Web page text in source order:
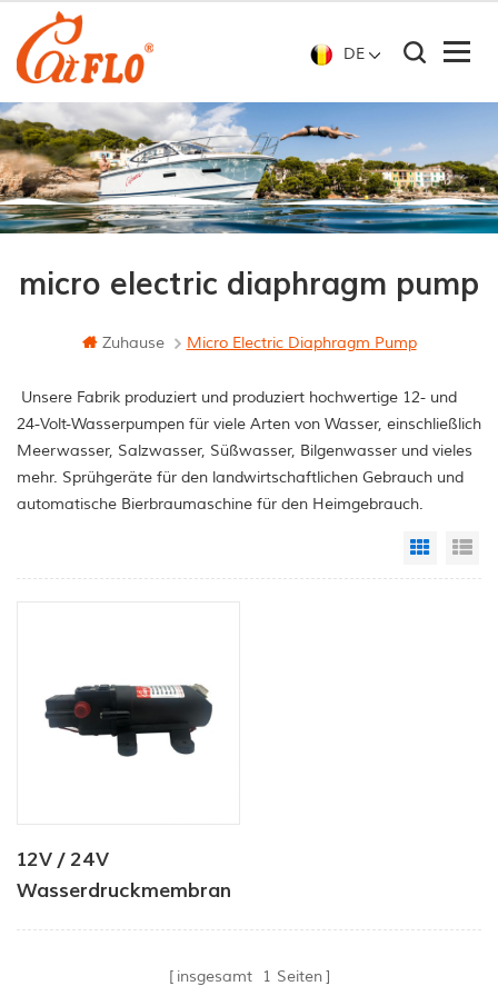
DE
micro electric diaphragm pump
Zuhause Micro Electric Diaphragm Pump
Unsere Fabrik produziert und produziert hochwertige 12- und
24-Volt-Wasserpumpen für viele Arten von Wasser, einschließlich
Meerwasser, Salzwasser, Süßwasser, Bilgenwasser und vieles
mehr. Sprühgeräte für den landwirtschaftlichen Gebrauch und
automatische Bierbraumaschine für den Heimgebrauch.
Grid
12V / 24V
Wasserdruckmembran
insgesamt 1 Seiten